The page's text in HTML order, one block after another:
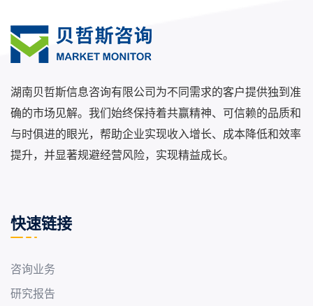
湖南贝哲斯信息咨询有限公司为不同需求的客户提供独到准
确的市场见解。我们始终保持着共赢精神、可信赖的品质和
与时俱进的眼光，帮助企业实现收入增长、成本降低和效率
提升，并显著规避经营风险，实现精益成长。
快速链接
咨询业务
研究报告